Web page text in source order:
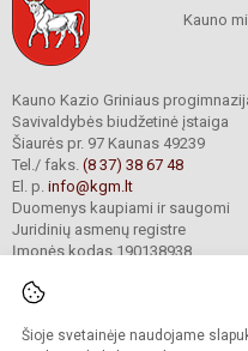
Šioje svetainėje naudojame
Kauno
Kauno Kazio Griniaus
Savivaldybės biudžetinė įstaiga
Šiaurės pr. 97 Kaunas 49239
Tel./ faks. (8 37) 38 67 48
El. p. info@kgm.lt
Duomenys kaupiami ir saugomi
Juridinių asmenų registre
Įmonės kodas 190138938
© 2024. Kauno Kazio